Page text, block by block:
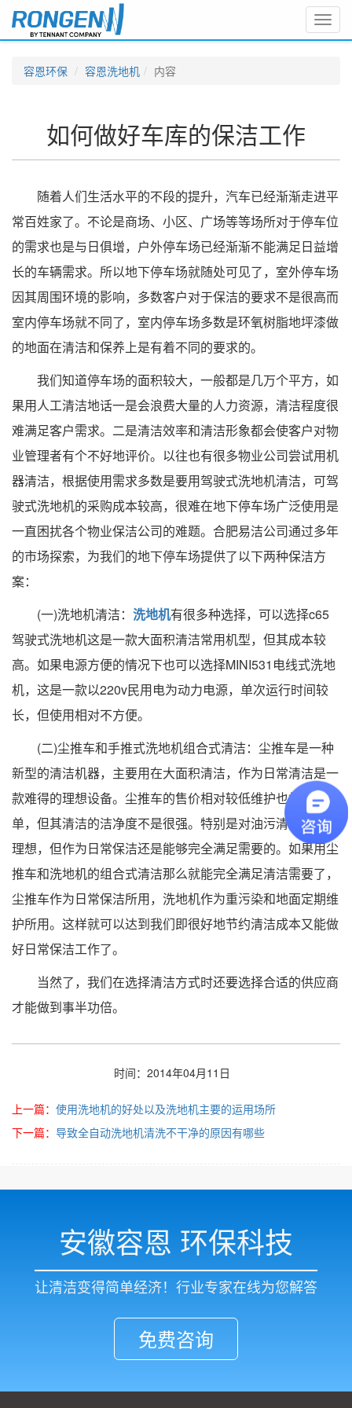
容恩环保 容恩洗地机 内容
如何做好车库的保洁工作
随着人们生活水平的不段的提升，汽车已经渐渐走进平
常百姓家了。不论是商场、小区、广场等等场所对于停车位
的需求也是与日俱增，户外停车场已经渐渐不能满足日益增
长的车辆需求。所以地下停车场就随处可见了，室外停车场
因其周围环境的影响，多数客户对于保洁的要求不是很高而
室内停车场就不同了，室内停车场多数是环氧树脂地坪漆做
的地面在清洁和保养上是有着不同的要求的。
我们知道停车场的面积较大，一般都是几万个平方，如
果用人工清洁地话一是会浪费大量的人力资源，清洁程度很
难满足客户需求。二是清洁效率和清洁形象都会使客户对物
业管理者有个不好地评价。以往也有很多物业公司尝试用机
器清洁，根据使用需求多数是要用驾驶式洗地机清洁，可驾
驶式洗地机的采购成本较高，很难在地下停车场广泛使用是
一直困扰各个物业保洁公司的难题。合肥易洁公司通过多年
的市场探索，为我们的地下停车场提供了以下两种保洁方
案：
(一)洗地机清洁： 洗地机有很多种选择，可以选择c65
驾驶式洗地机这是一款大面积清洁常用机型，但其成本较
高。如果电源方便的情况下也可以选择MINI531电线式洗地
机，这是一款以220v民用电为动力电源，单次运行时间较
长，但使用相对不方便。
(二)尘推车和手推式洗地机组合式清洁：尘推车是一种
新型的清洁机器，主要用在大面积清洁，作为日常清洁是一
款难得的理想设备。尘推车的售价相对较低维护也相对简
单，但其清洁的洁净度不是很强。特别是对油污清洁不是很
理想，但作为日常保洁还是能够完全满足需要的。如果用尘
推车和洗地机的组合式清洁那么就能完全满足清洁需要了，
尘推车作为日常保洁所用，洗地机作为重污染和地面定期维
护所用。这样就可以达到我们即很好地节约清洁成本又能做
好日常保洁工作了。
当然了，我们在选择清洁方式时还要选择合适的供应商
才能做到事半功倍。
时间：2014年04月11日
上一篇： 使用洗地机的好处以及洗地机主要的运用场所
下一篇： 导致全自动洗地机清洗不干净的原因有哪些
安徽容恩 环保科技
让清洁变得简单经济！行业专家在线为您解答
免费咨询